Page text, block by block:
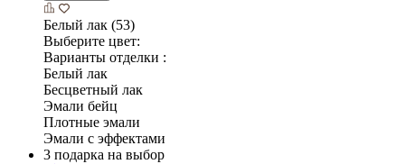
Белый лак (53)
Выберите цвет:
Варианты отделки :
Белый лак
Бесцветный лак
Эмали бейц
Плотные эмали
Эмали с эффектами
3 подарка на выбор